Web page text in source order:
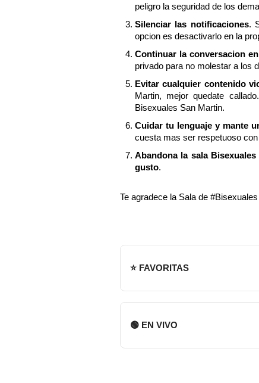
peligro la seguridad de los
Silenciar las notificaciones.
opcion es desactivarlo en la
Continuar la conversacion
privado para no molestar a los
Evitar cualquier contenido
Martin, mejor quedate
Bisexuales San Martin.
Cuidar tu lenguaje y mante
cuesta mas ser respetuoso
Abandona la sala
gusto.
Te agradece la Sala de
⭐ FAVORITAS
🟢 EN VIVO